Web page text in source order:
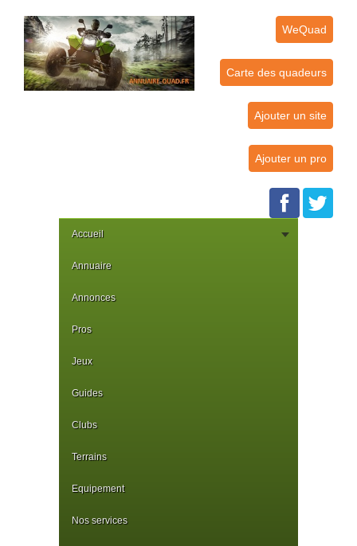
WeQuad
Carte des quadeurs
Ajouter un site
Ajouter un pro
Accueil
Annuaire
Annonces
Pros
Jeux
Guides
Clubs
Terrains
Equipement
Nos services